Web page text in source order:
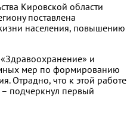
Кировской области
поставлена
населения, повышению
и
мер по формированию
Отрадно, что к этой работе
подчеркнул первый